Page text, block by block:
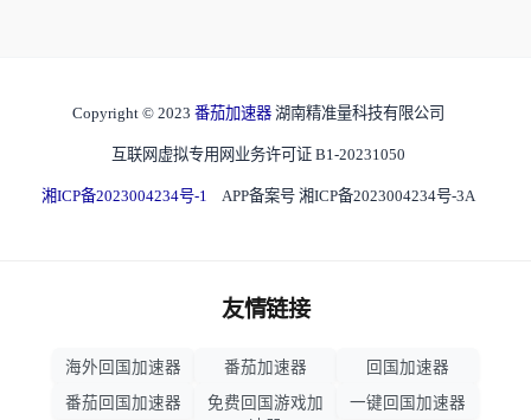
Copyright © 2023 番茄加速器 湖南精准量科技有限公司
互联网虚拟专用网业务许可证 B1-20231050
湘ICP备2023004234号-1 APP备案号 湘ICP备2023004234号-3A
友情链接
海外回国加速器 番茄加速器
回国加速器
番茄回国加速器
免费回国游戏加
一键回国加速器